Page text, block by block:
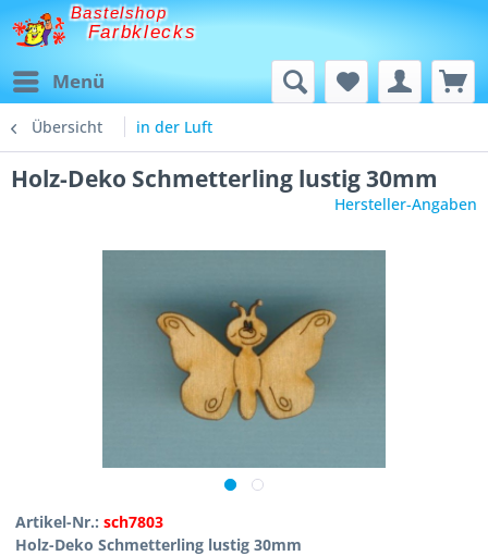
Bastelshop
Farbklecks
Menü
Übersicht in der Luft
Holz-Deko Schmetterling lustig 30mm
Hersteller-Angaben
Artikel-Nr.:sch7803
Holz-Deko Schmetterling lustig 30mm